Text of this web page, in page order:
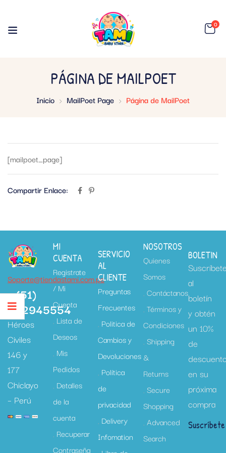
0
PÁGINA DE MAILPOET
Inicio MailPoet Page Página de MailPoet
[mailpoet_page]
Compartir Enlace:
Soporte@tiendastami.com.pe
+ (51)
952945554
Héroes
Civiles
146 y
177
Chiclayo
– Perú
MI
CUENTA
Registrate
/ Mi
Cuenta
Lista de
Deseos
Mis
Pedidos
Detalles
de la
cuenta
Recuperar
Contraseña
SERVICIO
AL
CLIENTE
Preguntas
Frecuentes
Politica de
Cambios y
Devoluciones
Política
de
privacidad
Delivery
Infomation
NOSOTROS
Quienes
Somos
Contáctanos
Términos y
Condiciones
Shipping
&
Returns
Secure
Shopping
Advanced
Search
BOLETIN
al
boletín
y obtén
un 10%
de
en su
próxima
compra
Suscríbete